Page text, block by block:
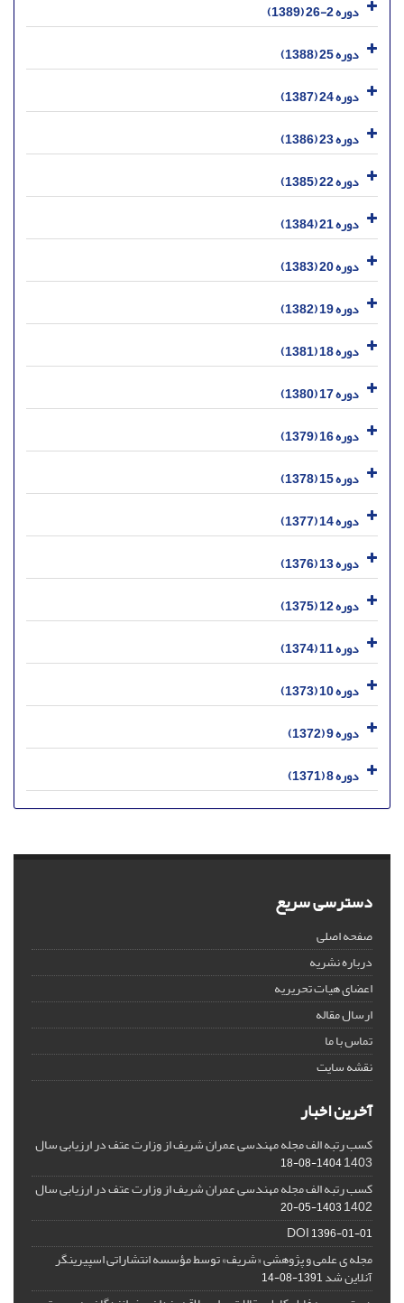
دوره 2-26 (1389)
دوره 25 (1388)
دوره 24 (1387)
دوره 23 (1386)
دوره 22 (1385)
دوره 21 (1384)
دوره 20 (1383)
دوره 19 (1382)
دوره 18 (1381)
دوره 17 (1380)
دوره 16 (1379)
دوره 15 (1378)
دوره 14 (1377)
دوره 13 (1376)
دوره 12 (1375)
دوره 11 (1374)
دوره 10 (1373)
دوره 9 (1372)
دوره 8 (1371)
دسترسی سریع
صفحه اصلی
درباره نشریه
اعضای هیات تحریریه
ارسال مقاله
تماس با ما
نقشه سایت
آخرین اخبار
کسب رتبه الف مجله مهندسی عمران شریف از وزارت عتف در ارزیابی سال
1403
1404-08-18
کسب رتبه الف مجله مهندسی عمران شریف از وزارت عتف در ارزیابی سال
1402
1403-05-20
DOI1396-01-01
مجله ی علمی و پژوهشی «شریف» توسط مؤسسه انتشاراتی اسپیرینگر
آنلاین شد1391-08-14